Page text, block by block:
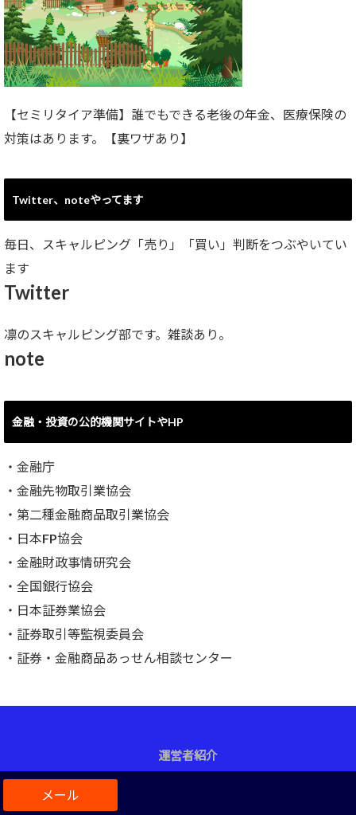
【セミリタイア準備】誰でもできる老後の年金、医療保険の
対策はあります。【裏ワザあり】
Twitter、noteやってます
毎日、スキャルピング「売り」「買い」判断をつぶやいてい
ます
Twitter
凛のスキャルピング部です。雑談あり。
note
金融・投資の公的機関サイトやHP
・ 金融庁
・ 金融先物取引業協会
・ 第二種金融商品取引業協会
・ 日本FP協会
・ 金融財政事情研究会
・ 全国銀行協会
・ 日本証券業協会
・ 証券取引等監視委員会
・ 証券・金融商品あっせん相談センター
運営者紹介